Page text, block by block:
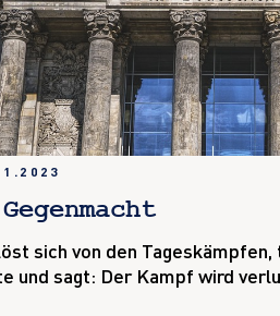
sich von den
und sagt: Der Kampf wird